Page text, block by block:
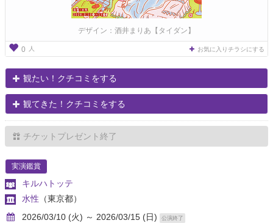
デザイン：酒井まりあ【タイダン】
0 人 お気に入りチラシにする
観たい！クチコミをする
観てきた！クチコミをする
チケットプレゼント終了
実演鑑賞
キルハトッテ
水性 （東京都）
2026/03/10 (火) ～ 2026/03/15 (日)
公演終了